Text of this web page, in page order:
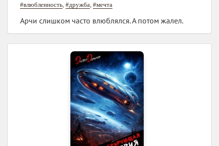
#влюбленность, #дружба, #мечта
Арчи слишком часто влюблялся. А потом жалел.